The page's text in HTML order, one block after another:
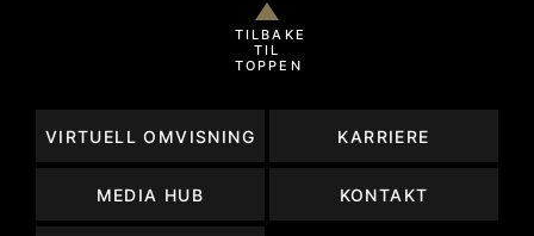
TILBAKE
TIL
TOPPEN
VIRTUELL OMVISNING KARRIERE
MEDIA HUB KONTAKT